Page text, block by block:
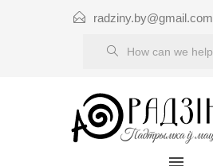
radziny.by@gmail.com